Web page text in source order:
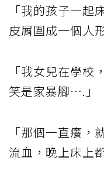
「我的孩子一起
皮屑圍成一個人形
「我女兒在學校
笑是家暴腳….」
「那個一直癢，
流血，晚上床上